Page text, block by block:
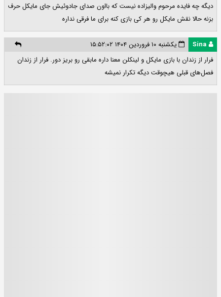
دیگه چه فایده مرحوم والیزاده نیست که بااون صدای جادوئیش جای مایکل حرف
بزنه حالا نقش مایکل رو هر کی بازی کنه برای ما فرقی نداره
یکشنبه ۱۰ فروردین ۱۴۰۴ ۱۵:۵۲:۰۲
فرار از زندان با بازی مایکل و لینکلن معنا داره مابقی رو بریز دور. فرار از زندان
فصل‌های قبلی هیچوقت دیگه تکرار نمیشه